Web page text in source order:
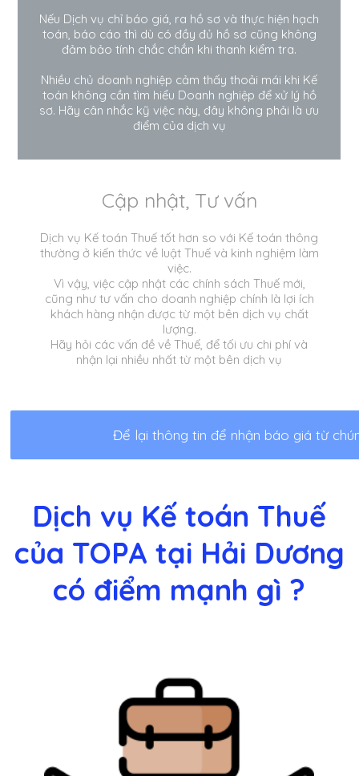
Nếu Dịch vụ chỉ báo giá, ra hồ sơ và thực hiện hạch
toán, báo cáo thì dù có đầy đủ hồ sơ cũng không
đảm bảo tính chắc chắn khi thanh kiểm tra.
Nhiều chủ doanh nghiệp cảm thấy thoải mái khi Kế
toán không cần tìm hiểu Doanh nghiệp để xử lý hồ
sơ. Hãy cân nhắc kỹ việc này, đây không phải là ưu
điểm của dịch vụ
Cập nhật, Tư vấn
Dịch vụ Kế toán Thuế tốt hơn so với Kế toán thông
thường ở kiến thức về luật Thuế và kinh nghiệm làm
việc.
Vì vậy, việc cập nhật các chính sách Thuế mới,
cũng như tư vấn cho doanh nghiệp chính là lợi ích
khách hàng nhận được từ một bên dịch vụ chất
lượng.
Hãy hỏi các vấn đề về Thuế, để tối ưu chi phí và
nhận lại nhiều nhất từ một bên dịch vụ
Để lại thông tin để nhận báo giá từ
Dịch vụ Kế toán Thuế
của TOPA tại Hải Dương
có điểm mạnh gì ?